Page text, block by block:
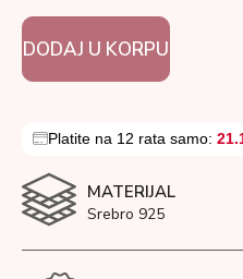
DODAJ U KORPU
Platite na 12 rata samo:
MATERIJAL
Srebro 925